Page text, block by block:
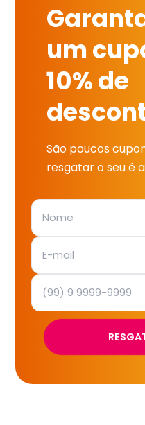
um
10% de
São poucos
resgatar o seu é